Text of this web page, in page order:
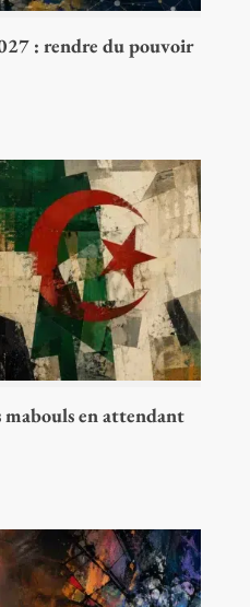
: rendre du pouvoir
mabouls en attendant